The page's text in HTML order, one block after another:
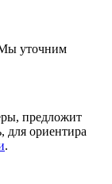
Мы уточним
предложит
для ориентира
.